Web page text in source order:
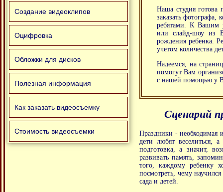
Наша студия готова
заказать фотографа,
ребятами. К Вашим
или слайд-шоу из
рождения ребенка.
учетом количества
Надеемся, на
помогут Вам
с нашей помощью у
Сценарий
Праздники - необходимая
дети любят веселиться,
подготовка, а значит,
развивать память,
того, каждому ребенку
посмотреть, чему
сада и детей.
Создание видеоклипов
Оцифровка
Обложки для дисков
Полезная информация
Как заказать видеосъемку
Стоимость видеосъемки